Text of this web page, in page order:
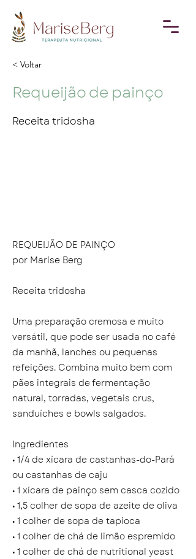
< Voltar
Requeijão de painço
Receita tridosha
REQUEIJÃO DE PAINÇO
por Marise Berg
Receita tridosha
Uma preparação cremosa e muito
versátil, que pode ser usada no café
da manhã, lanches ou pequenas
refeições. Combina muito bem com
pães integrais de fermentação
natural, torradas, vegetais crus,
sanduíches e bowls salgados.
Ingredientes
• 1/4 de xícara de castanhas-do-Pará
ou castanhas de caju
• 1 xícara de painço sem casca cozido
• 1,5 colher de sopa de azeite de oliva
• 1 colher de sopa de tapioca
• 1 colher de chá de limão espremido
• 1 colher de chá de nutritional yeast